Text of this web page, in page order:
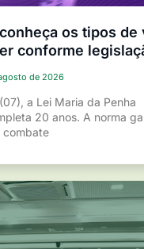
os tipos de
conforme
de 2026
a Lei Maria da Penha
20 anos. A norma
combate